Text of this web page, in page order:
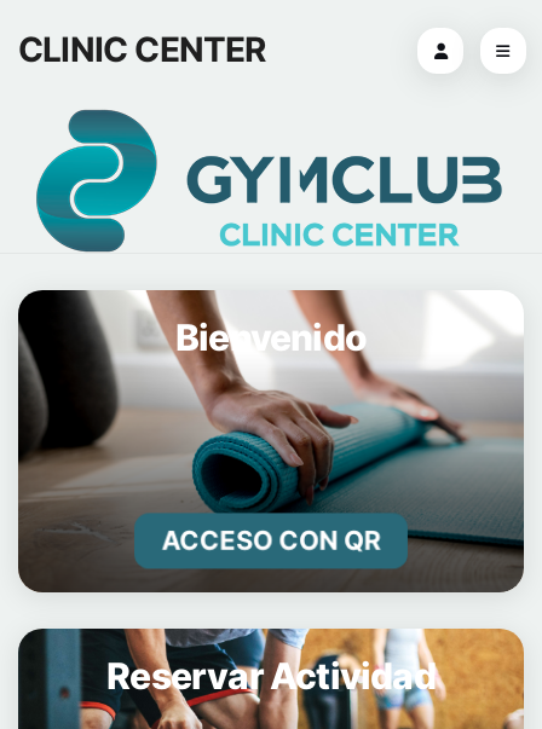
CLINIC CENTER
Bienvenido
ACCESO CON QR
Reservar Actividad